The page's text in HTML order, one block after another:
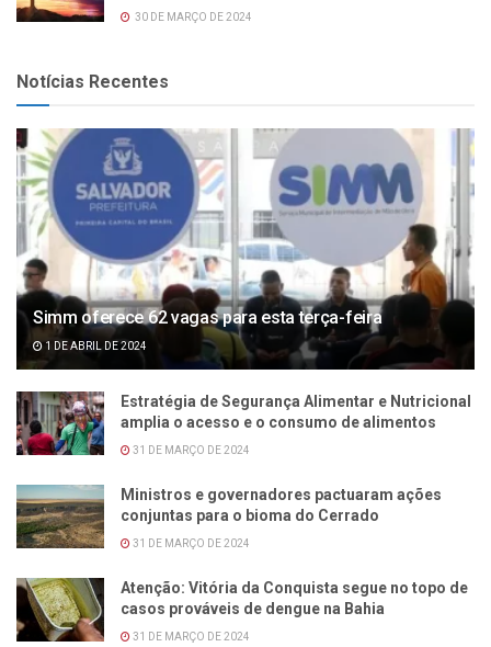
30 DE MARÇO DE 2024
Notícias Recentes
Simm oferece 62 vagas para esta terça-feira
1 DE ABRIL DE 2024
Estratégia de Segurança Alimentar e Nutricional
amplia o acesso e o consumo de alimentos
31 DE MARÇO DE 2024
Ministros e governadores pactuaram ações
conjuntas para o bioma do Cerrado
31 DE MARÇO DE 2024
Atenção: Vitória da Conquista segue no topo de
casos prováveis de dengue na Bahia
31 DE MARÇO DE 2024